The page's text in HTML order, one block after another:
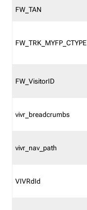
FW_TAN
FW_TRK_MYFP_CTYPE
FW_VisitorID
vivr_breadcrumbs
vivr_nav_path
VIVRdId